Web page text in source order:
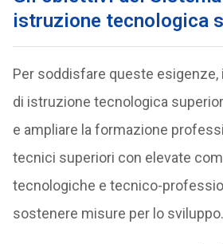
istruzione tecnologica
Per soddisfare queste
di istruzione tecnologica
e ampliare la formazione
tecnici superiori con elevate
tecnologiche e tecnico-
sostenere misure per lo sviluppo.